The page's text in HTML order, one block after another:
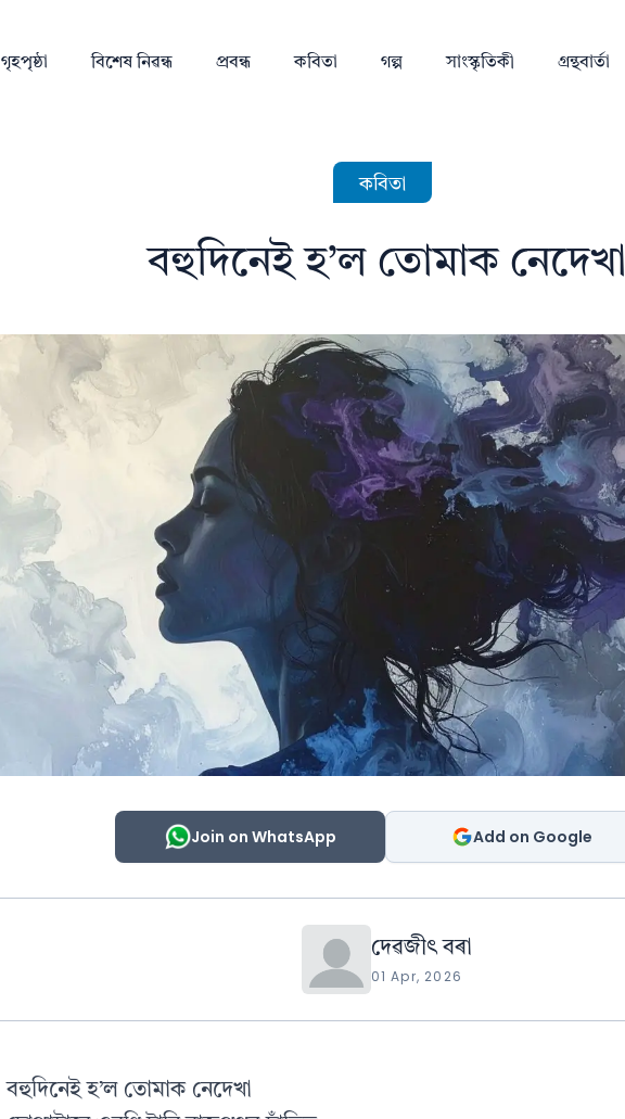
গৃহপৃষ্ঠা বিশেষ নিৱন্ধ প্ৰবন্ধ কবিতা গল্প সাংস্কৃতিকী গ্ৰন্থবাৰ্তা
কবিতা
বহুদিনেই হ’ল তোমাক নেদেখা
Join on WhatsApp Add on Google
দেৱজীৎ বৰা
01 Apr, 2026
বহুদিনেই হ’ল তোমাক নেদেখা